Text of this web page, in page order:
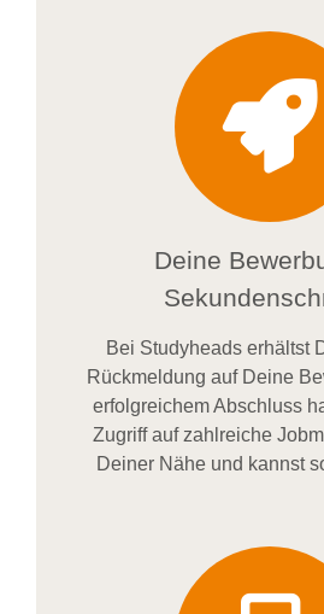
Deine
Bei Studyheads erhältst
Rückmeldung auf Deine
erfolgreichem Abschluss
Zugriff auf zahlreiche
Deiner Nähe und kannst